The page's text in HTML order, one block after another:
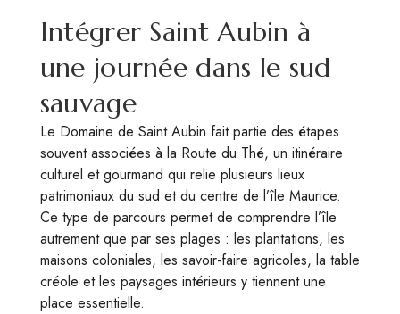
Intégrer Saint Aubin à
une journée dans le sud
sauvage
Le Domaine de Saint Aubin fait partie des étapes
souvent associées à la Route du Thé, un itinéraire
culturel et gourmand qui relie plusieurs lieux
patrimoniaux du sud et du centre de l’île Maurice.
Ce type de parcours permet de comprendre l’île
autrement que par ses plages : les plantations, les
maisons coloniales, les savoir-faire agricoles, la table
créole et les paysages intérieurs y tiennent une
place essentielle.